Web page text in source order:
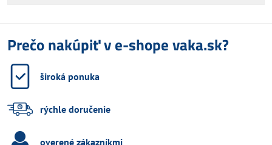
Prečo nakúpiť v e-shope vaka.sk?
široká ponuka
rýchle doručenie
overené zákazníkmi